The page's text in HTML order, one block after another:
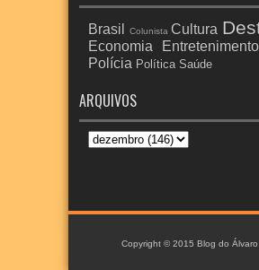
Brasil Colunista Cultura
Economia Entretenimento
Polícia Política Saúde
ARQUIVOS
Copyright © 2015 Blog do Álvaro